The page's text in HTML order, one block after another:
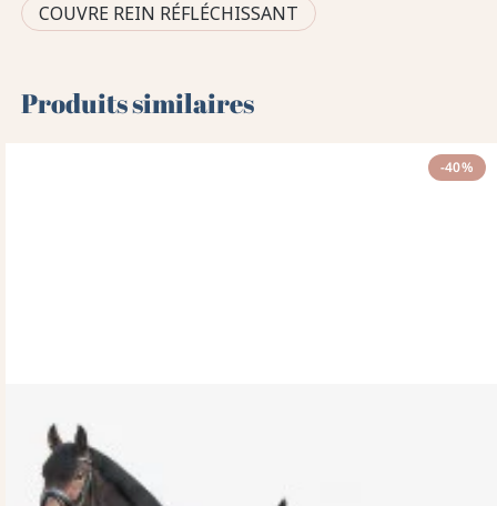
COUVRE REIN RÉFLÉCHISSANT
Produits similaires
-40%